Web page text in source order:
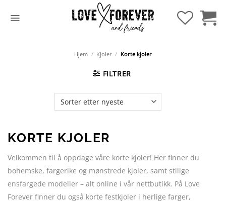
Hjem / Kjoler / Korte kjoler
FILTRER
KORTE KJOLER
Velkommen til å oppdage våre korte kjoler! Her finner du
bohemske, fargerike og mønstrede kjoler, samt stilige
ensfargede modeller – alt online i vår nettbutikk. På Love
Forever finner du også korte festkjoler i herlige farger,